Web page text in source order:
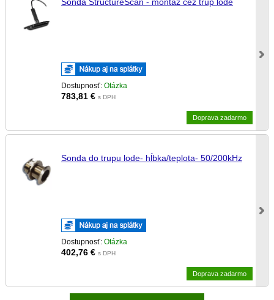
Dostupnosť:Otázka
783,81 € s DPH
Doprava zadarmo
Sonda do trupu lode- hĺbka/teplota- 50/200kHz
Dostupnosť:Otázka
402,76 € s DPH
Doprava zadarmo